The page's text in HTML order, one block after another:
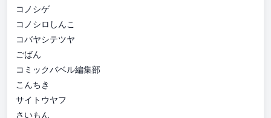
コノシゲ
コノシロしんこ
コバヤシテツヤ
ごばん
コミックバベル編集部
こんちき
サイトウヤフ
さいもん